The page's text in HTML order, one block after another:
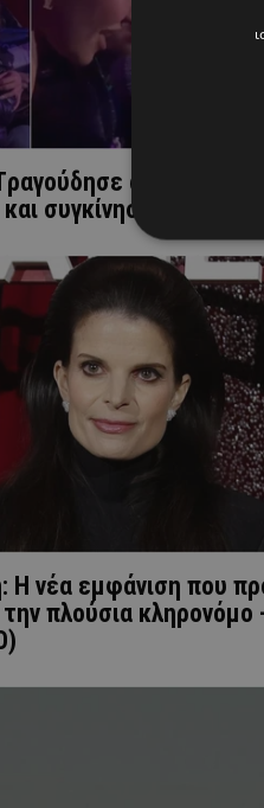
αγκαλιά με
συγκίνησε (ΒΙΝΤΕΟ)
Η νέα εμφάνιση που
την πλούσια κληρονόμο